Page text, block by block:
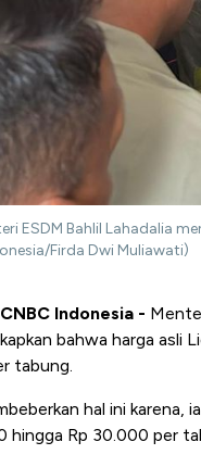
ESDM Bahlil Lahadalia
Firda Dwi Muliawati)
Indonesia -
bahwa harga asli
tabung.
hal ini karena,
hingga Rp 30.000 per